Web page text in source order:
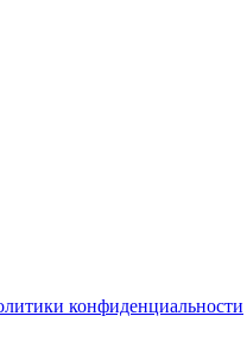
конфиденциальности